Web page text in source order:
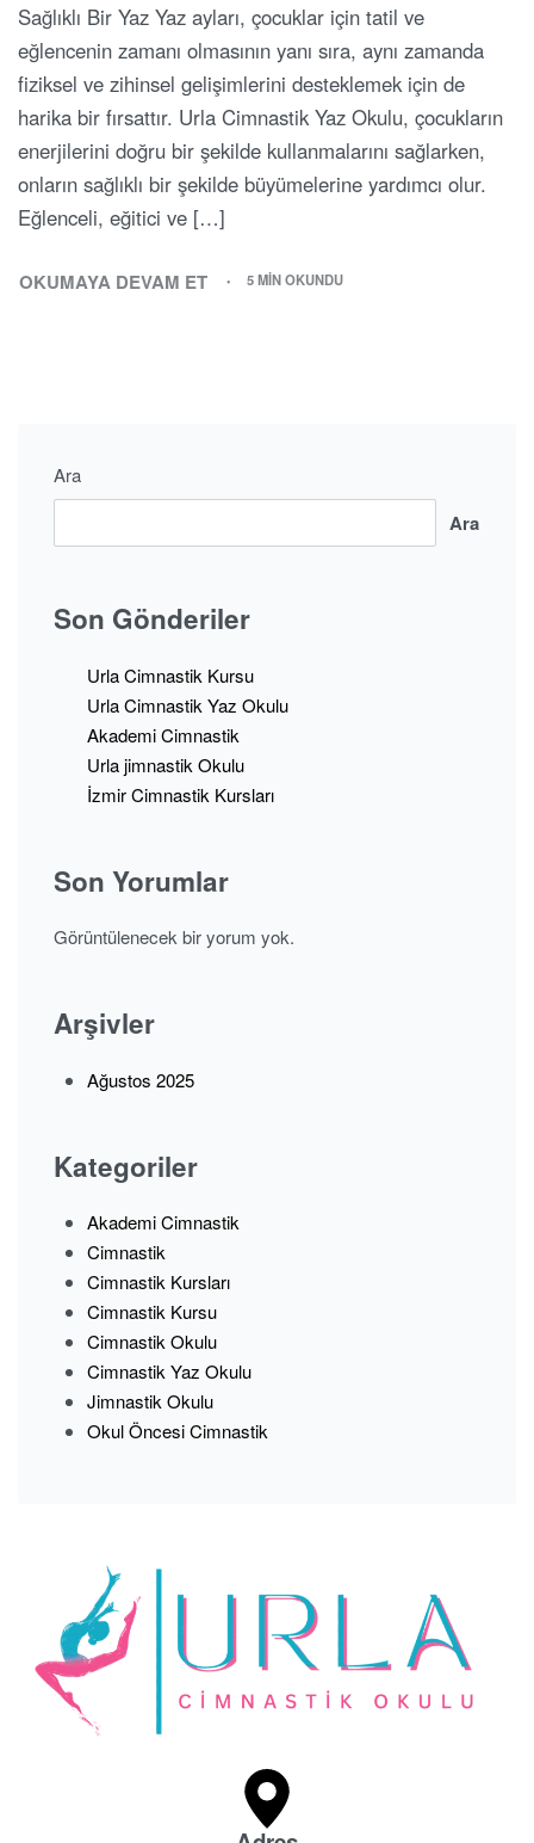
Sağlıklı Bir Yaz Yaz ayları, çocuklar için tatil ve
eğlencenin zamanı olmasının yanı sıra, aynı zamanda
fiziksel ve zihinsel gelişimlerini desteklemek için de
harika bir fırsattır. Urla Cimnastik Yaz Okulu, çocukların
enerjilerini doğru bir şekilde kullanmalarını sağlarken,
onların sağlıklı bir şekilde büyümelerine yardımcı olur.
Eğlenceli, eğitici ve […]
OKUMAYA DEVAM ET 5 MIN OKUNDU
Ara
Ara
Son Gönderiler
Urla Cimnastik Kursu
Urla Cimnastik Yaz Okulu
Akademi Cimnastik
Urla jimnastik Okulu
İzmir Cimnastik Kursları
Son Yorumlar
Görüntülenecek bir yorum yok.
Arşivler
Ağustos 2025
Kategoriler
Akademi Cimnastik
Cimnastik
Cimnastik Kursları
Cimnastik Kursu
Cimnastik Okulu
Cimnastik Yaz Okulu
Jimnastik Okulu
Okul Öncesi Cimnastik